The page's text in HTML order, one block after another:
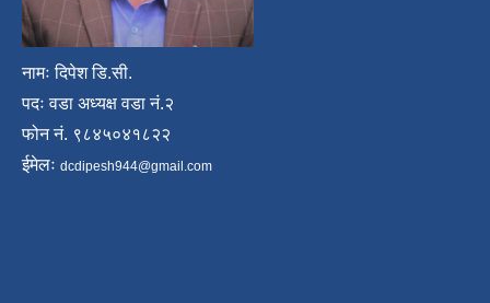
नामः दिपेश डि.सी.
पदः वडा अध्यक्ष वडा नं.२
फोन नं. ९८४५०४१८२२
ईमेलः dcdipesh944@gmail.com